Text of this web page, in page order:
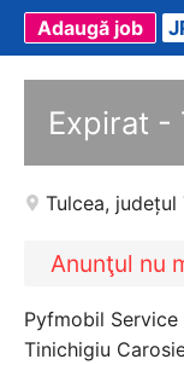
Adaugă job
Expirat -
Tulcea, județul
Anunţul nu
Pyfmobil
Tinichigiu